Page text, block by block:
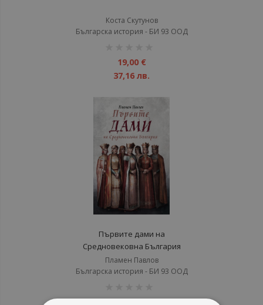
Коста Скутунов
Българска история - БИ 93 ООД
19,00 €
37,16 лв.
Първите дами на
Средновековна България
Пламен Павлов
Българска история - БИ 93 ООД
1%
9,71 €